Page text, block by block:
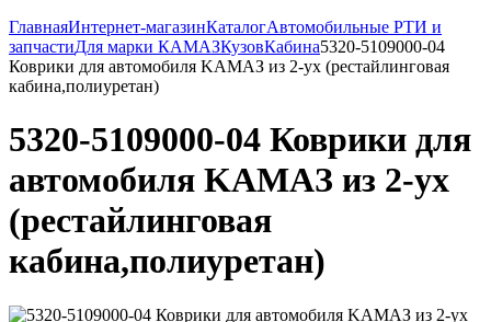
ГлавнаяИнтернет-магазинКаталогАвтомобильные РТИ и
запчастиДля марки КАМАЗКузовКабина5320-5109000-04
Коврики для автомобиля KAMAЗ из 2-ух (рестайлинговая
кабина,полиуретан)
5320-5109000-04 Коврики для
автомобиля KAMAЗ из 2-ух
(рестайлинговая
кабина,полиуретан)